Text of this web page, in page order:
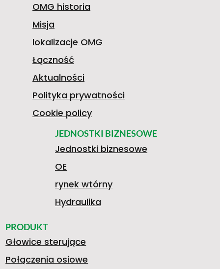
JEDNOSTKI BIZNESOWE
Jednostki biznesowe
OE
rynek wtórny
Hydraulika
PRODUKT
Głowice sterujące
Połączenia osiowe
OMG historia
Misja
lokalizacje OMG
Łączność
Aktualności
Polityka prywatności
Cookie policy